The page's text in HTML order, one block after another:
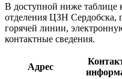
В доступной ниже таблице
отделения ЦЗН Сердобска,
горячей линии,
контактные сведения.
Адрес